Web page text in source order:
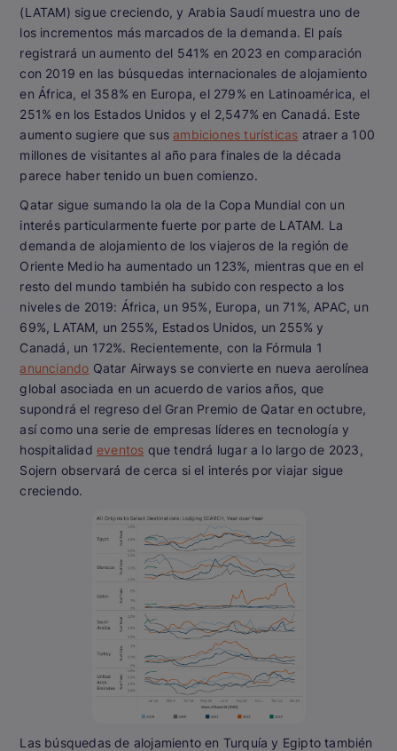
(LATAM) sigue creciendo, y Arabia Saudí muestra uno de
los incrementos más marcados de la demanda. El país
registrará un aumento del 541% en 2023 en comparación
con 2019 en las búsquedas internacionales de alojamiento
en África, el 358% en Europa, el 279% en Latinoamérica, el
251% en los Estados Unidos y el 2,547% en Canadá. Este
aumento sugiere que sus ambiciones turísticas atraer a 100
millones de visitantes al año para finales de la década
parece haber tenido un buen comienzo.
Qatar sigue sumando la ola de la Copa Mundial con un
interés particularmente fuerte por parte de LATAM. La
demanda de alojamiento de los viajeros de la región de
Oriente Medio ha aumentado un 123%, mientras que en el
resto del mundo también ha subido con respecto a los
niveles de 2019: África, un 95%, Europa, un 71%, APAC, un
69%, LATAM, un 255%, Estados Unidos, un 255% y
Canadá, un 172%. Recientemente, con la Fórmula 1
anunciando Qatar Airways se convierte en nueva aerolínea
global asociada en un acuerdo de varios años, que
supondrá el regreso del Gran Premio de Qatar en octubre,
así como una serie de empresas líderes en tecnología y
hospitalidad eventos que tendrá lugar a lo largo de 2023,
Sojern observará de cerca si el interés por viajar sigue
creciendo.
Las búsquedas de alojamiento en Turquía y Egipto también